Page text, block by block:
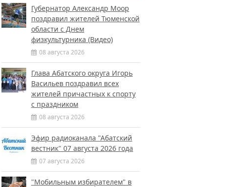
Губернатор Александр Моор
поздравил жителей Тюменской
области с Днем
физкультурника (Видео)
08 августа 2026
Глава Абатского округа Игорь
Васильев поздравил всех
жителей причастных к спорту
с праздником
08 августа 2026
Эфир радиоканала "Абатский
вестник" 07 августа 2026 года
07 августа 2026
"Мобильным избирателем" в